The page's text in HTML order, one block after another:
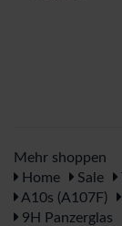
Mehr shoppen
Home
Sale
A10s (A107F)
9H Panzerglas